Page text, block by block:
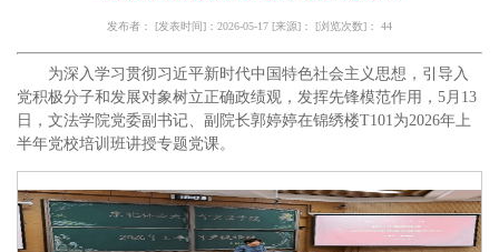
发布者： [发表时间]：2026-05-17 [来源]： [浏览次数]： 44
为深入学习贯彻习近平新时代中国特色社会主义思想，引导入
党积极分子和发展对象树立正确政绩观，发挥先锋模范作用，5月13
日，文法学院党委副书记、副院长郭婷婷在锦绣楼T101为2026年上
半年党校培训班讲授专题党课。